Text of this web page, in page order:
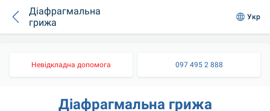
Діафрагмальна
грижа
Укр
Невідкладна допомога 097 495 2 888
Діафрагмальна грижа